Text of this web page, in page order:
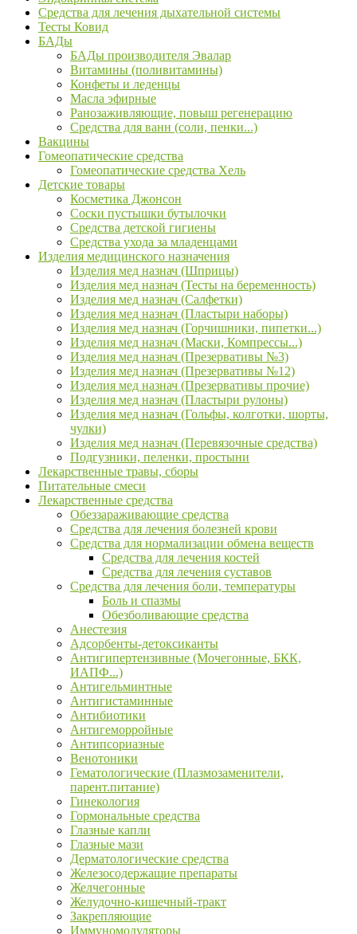
Средства для лечения дыхательной системы
Тесты Ковид
БАДы
БАДы производителя Эвалар
Витамины (поливитамины)
Конфеты и леденцы
Масла эфирные
Ранозаживляющие, повыш регенерацию
Средства для ванн (соли, пенки...)
Вакцины
Гомеопатические средства
Гомеопатические средства Хель
Детские товары
Косметика Джонсон
Соски пустышки бутылочки
Средства детской гигиены
Средства ухода за младенцами
Изделия медицинского назначения
Изделия мед назнач (Шприцы)
Изделия мед назнач (Тесты на беременность)
Изделия мед назнач (Салфетки)
Изделия мед назнач (Пластыри наборы)
Изделия мед назнач (Горчишники, пипетки...)
Изделия мед назнач (Маски, Компрессы...)
Изделия мед назнач (Презервативы №3)
Изделия мед назнач (Презервативы №12)
Изделия мед назнач (Презервативы прочие)
Изделия мед назнач (Пластыри рулоны)
Изделия мед назнач (Гольфы, колготки, шорты,
чулки)
Изделия мед назнач (Перевязочные средства)
Подгузники, пеленки, простыни
Лекарственные травы, сборы
Питательные смеси
Лекарственные средства
Обеззараживающие средства
Средства для лечения болезней крови
Средства для нормализации обмена веществ
Средства для лечения костей
Средства для лечения суставов
Средства для лечения боли, температуры
Боль и спазмы
Обезболивающие средства
Анестезия
Адсорбенты-детоксиканты
Антигипертензивные (Мочегонные, БКК,
ИАПФ...)
Антигельминтные
Антигистаминные
Антибиотики
Антигеморройные
Антипсориазные
Венотоники
Гематологические (Плазмозаменители,
парент.питание)
Гинекология
Гормональные средства
Глазные капли
Глазные мази
Дерматологические средства
Железосодержащие препараты
Желчегонные
Желудочно-кишечный-тракт
Закрепляющие
Иммуномодуляторы